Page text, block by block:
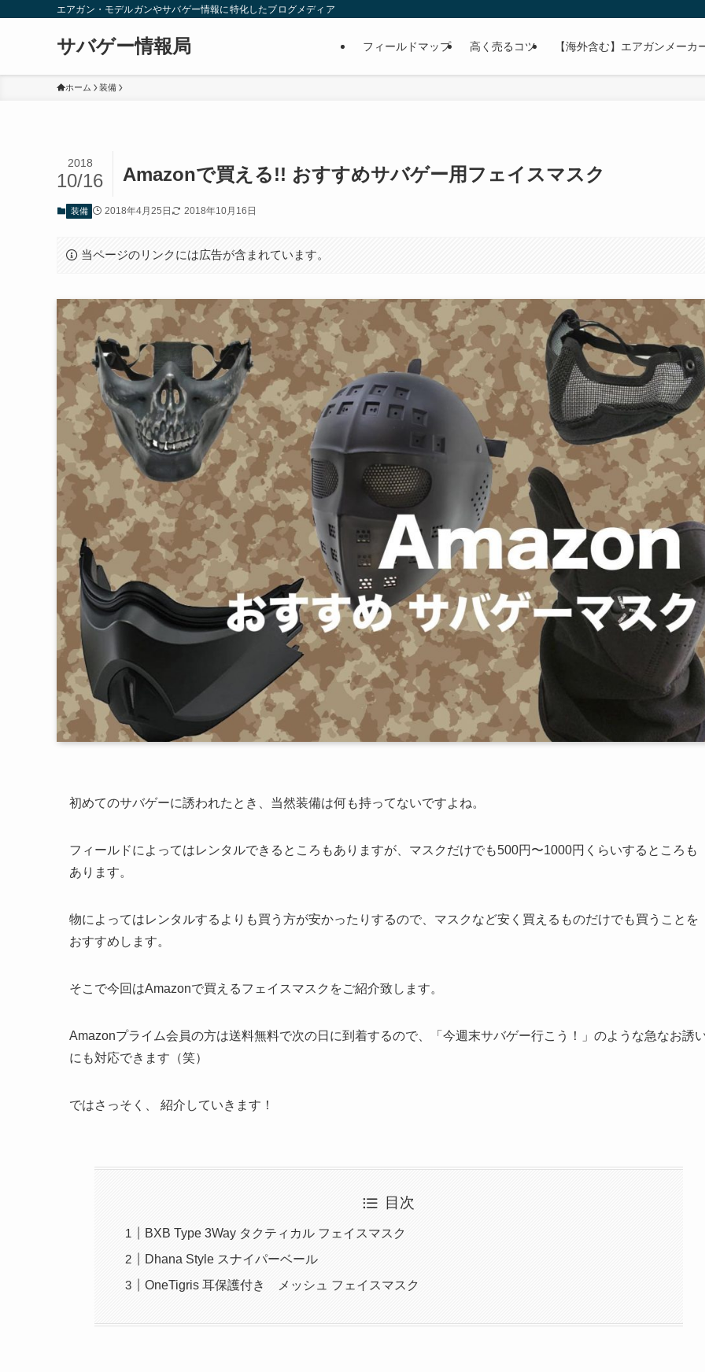
エアガン・モデルガンやサバゲー情報に特化したブログメディア
サバゲー情報局 フィールドマップ 高く売るコツ 【海外含む】エアガンメー
ホーム 装備
Amazonで買える!! おすすめサバゲー用フェイスマスク
2018
10/16
装備 2018年4月25日 2018年10月16日
当ページのリンクには広告が含まれています。
初めてのサバゲーに誘われたとき、当然装備は何も持ってないですよね。
フィールドによってはレンタルできるところもありますが、マスクだけでも500円〜1000円くらいするところも
あります。
物によってはレンタルするよりも買う方が安かったりするので、マスクなど安く買えるものだけでも買うことを
おすすめします。
そこで今回はAmazonで買えるフェイスマスクをご紹介致します。
Amazonプライム会員の方は送料無料で次の日に到着するので、「今週末サバゲー行こう！」のような急なお誘
にも対応できます（笑）
ではさっそく、 紹介していきます！
目次
BXB Type 3Way タクティカル フェイスマスク
Dhana Style スナイパーベール
OneTigris 耳保護付き メッシュ フェイスマスク